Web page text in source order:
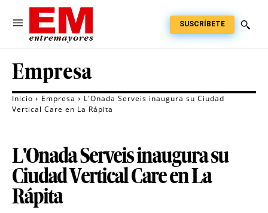
SUSCRÍBETE
Empresa
Inicio Empresa
L'Onada Serveis inaugura su Ciudad
Vertical Care en La Rápita
L'Onada Serveis inaugura su
Ciudad Vertical Care en La
Rápita